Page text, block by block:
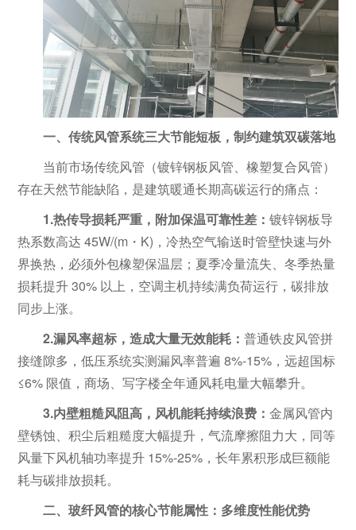
一、传统风管系统三大节能短板，制约建筑双碳落地
当前市场传统风管（镀锌钢板风管、橡塑复合风管）
存在天然节能缺陷，是建筑暖通长期高碳运行的痛点：
1.热传导损耗严重，附加保温可靠性差： 镀锌钢板导
热系数高达 45W/(m・K)，冷热空气输送时管壁快速与外
界换热，必须外包橡塑保温层；夏季冷量流失、冬季热量
损耗提升 30% 以上，空调主机持续满负荷运行，碳排放
同步上涨。
2.漏风率超标，造成大量无效能耗： 普通铁皮风管拼
接缝隙多，低压系统实测漏风率普遍 8%-15%，远超国标
≤6% 限值，商场、写字楼全年通风耗电量大幅攀升。
3.内壁粗糙风阻高，风机能耗持续浪费： 金属风管内
壁锈蚀、积尘后粗糙度大幅提升，气流摩擦阻力大，同等
风量下风机轴功率提升 15%-25%，长年累积形成巨额能
耗与碳排放损耗。
二、玻纤风管的核心节能属性：多维度性能优势